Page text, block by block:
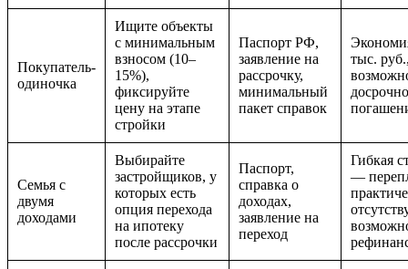
Покупатель-
одиночка
Ищите объекты
с минимальным
взносом (10–
15%),
фиксируйте
цену на этапе
стройки
Паспорт РФ,
заявление на
рассрочку,
минимальный
пакет справок
тыс.
Семья с
двумя
доходами
Выбирайте
застройщиков, у
которых есть
опция перехода
на ипотеку
после рассрочки
Паспорт,
справка о
доходах,
заявление на
переход
Гибкая
—